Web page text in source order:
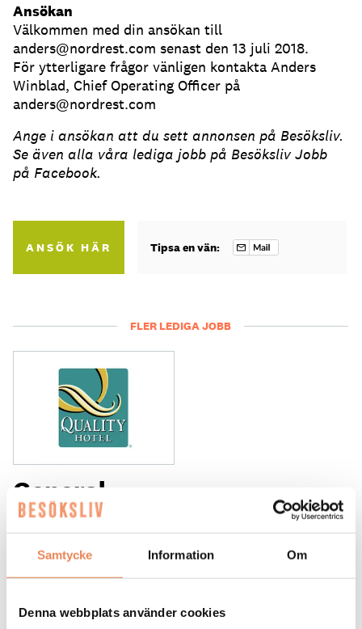
Samtycke Information Om
Denna webbplats använder cookies
Ansökan
Välkommen med din ansökan till
anders@nordrest.com senast den 13 juli 2018.
För ytterligare frågor vänligen kontakta Anders
Winblad, Chief Operating Officer på
anders@nordrest.com
Ange i ansökan att du sett annonsen på Besöksliv.
Se även alla våra lediga jobb på Besöksliv Jobb
på Facebook.
ANSÖK HÄR Tipsa en vän:
FLER LEDIGA JOBB
General
Manager/Hotelldirektör
Arbetsgivare: Quality Hotel Grand
Placeringsort: Falun
LÄS MER